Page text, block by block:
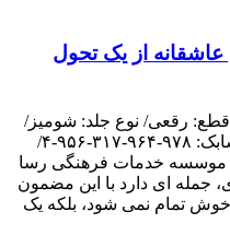
عاشقانه از یک تحول
قطع: رقعی/ نوع جلد: شومیز/
تعداد صفحه:۳۴۴/ نوبت چاپ: اول/ شابک: ۹۷۸-۹۶۴-۳۱۷-۹۵۶-۴/
سال چاپ: ۱۳۹۷/ ناشر: موسسه خدمات فرهنگی رسا
جمله ای دارد با این مضمون
خوش تمام نمی شود، بلکه یک